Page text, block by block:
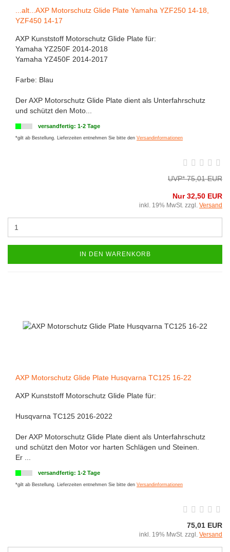
...alt...AXP Motorschutz Glide Plate Yamaha YZF250 14-18,
YZF450 14-17
AXP Kunststoff Motorschutz Glide Plate für:
Yamaha YZ250F 2014-2018
Yamaha YZ450F 2014-2017
Farbe: Blau
Der AXP Motorschutz Glide Plate dient als Unterfahrschutz
und schützt den Moto...
versandfertig: 1-2 Tage
*gilt ab Bestellung. Lieferzeiten entnehmen Sie bitte den Versandinformationen
UVP* 75,01 EUR
Nur 32,50 EUR
inkl. 19% MwSt. zzgl. Versand
IN DEN WARENKORB
AXP Motorschutz Glide Plate Husqvarna TC125 16-22
AXP Kunststoff Motorschutz Glide Plate für:
Husqvarna TC125 2016-2022
Der AXP Motorschutz Glide Plate dient als Unterfahrschutz
und schützt den Motor vor harten Schlägen und Steinen.
Er ...
versandfertig: 1-2 Tage
*gilt ab Bestellung. Lieferzeiten entnehmen Sie bitte den Versandinformationen
75,01 EUR
inkl. 19% MwSt. zzgl. Versand